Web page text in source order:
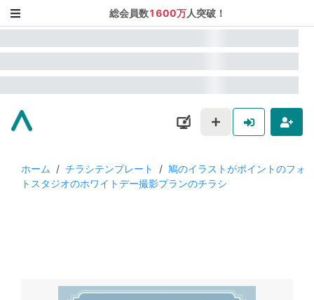
総会員数1600万人突破！
ホーム / チラシテンプレート / 鳩のイラストがポイントのフォ
トスタジオのホワイトデー撮影プランのチラシ